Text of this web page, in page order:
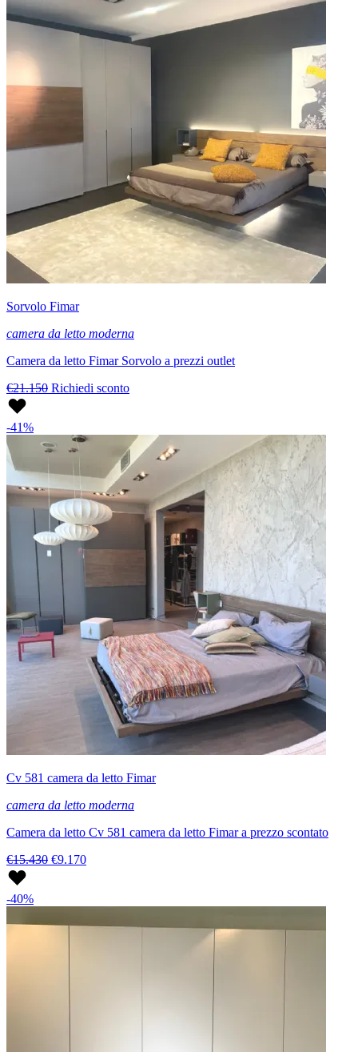
Sorvolo Fimar
camera da letto moderna
Camera da letto Fimar Sorvolo a prezzi outlet
€21.150 Richiedi sconto
-41%
Cv 581 camera da letto Fimar
camera da letto moderna
Camera da letto Cv 581 camera da letto Fimar a prezzo scontato
€15.430 €9.170
-40%